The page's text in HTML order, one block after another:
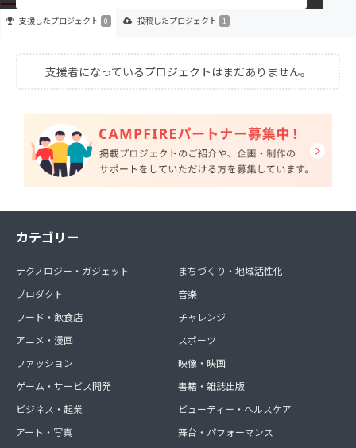
支援したプロジェクト 0 投稿したプロジェクト 1
支援者になっているプロジェクトはまだありません。
カテゴリー
テクノロジー・ガジェット
プロダクト
フード・飲食店
アニメ・漫画
ファッション
ゲーム・サービス開発
ビジネス・起業
アート・写真
まちづくり・地域活性化
音楽
チャレンジ
スポーツ
映像・映画
書籍・雑誌出版
ビューティー・ヘルスケア
舞台・パフォーマンス